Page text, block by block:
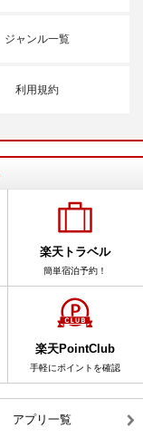
ジャンル一覧
利用規約
楽天トラベル
簡単宿泊予約！
楽天PointClub
手軽にポイントを確認
アプリ一覧